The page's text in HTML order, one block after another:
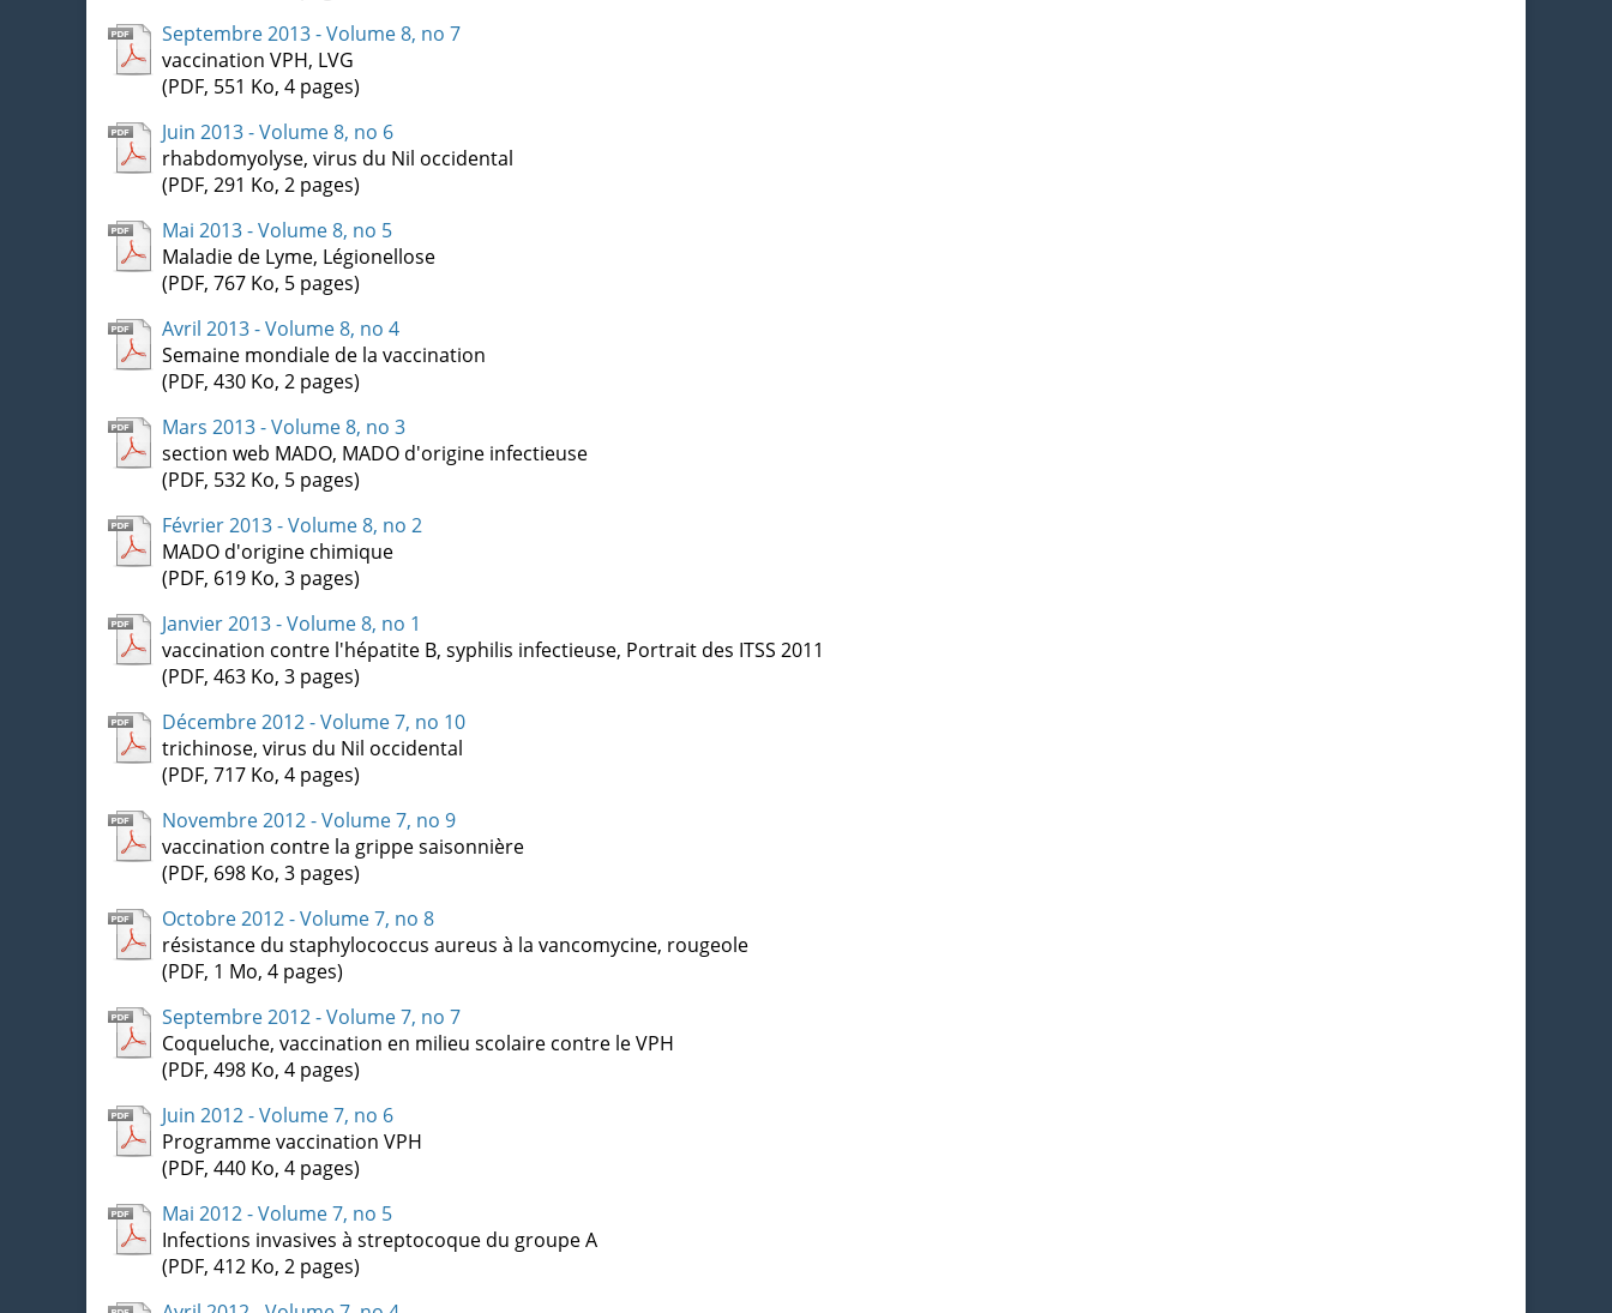
Septembre 2013 - Volume 8, no 7
vaccination VPH, LVG
(PDF, 551 Ko, 4 pages)
Juin 2013 - Volume 8, no 6
rhabdomyolyse, virus du Nil occidental
(PDF, 291 Ko, 2 pages)
Mai 2013 - Volume 8, no 5
Maladie de Lyme, Légionellose
(PDF, 767 Ko, 5 pages)
Avril 2013 - Volume 8, no 4
Semaine mondiale de la vaccination
(PDF, 430 Ko, 2 pages)
Mars 2013 - Volume 8, no 3
section web MADO, MADO d'origine infectieuse
(PDF, 532 Ko, 5 pages)
Février 2013 - Volume 8, no 2
MADO d'origine chimique
(PDF, 619 Ko, 3 pages)
Janvier 2013 - Volume 8, no 1
vaccination contre l'hépatite B, syphilis infectieuse, Portrait des ITSS 2011
(PDF, 463 Ko, 3 pages)
Décembre 2012 - Volume 7, no 10
trichinose, virus du Nil occidental
(PDF, 717 Ko, 4 pages)
Novembre 2012 - Volume 7, no 9
vaccination contre la grippe saisonnière
(PDF, 698 Ko, 3 pages)
Octobre 2012 - Volume 7, no 8
résistance du staphylococcus aureus à la vancomycine, rougeole
(PDF, 1 Mo, 4 pages)
Septembre 2012 - Volume 7, no 7
Coqueluche, vaccination en milieu scolaire contre le VPH
(PDF, 498 Ko, 4 pages)
Juin 2012 - Volume 7, no 6
Programme vaccination VPH
(PDF, 440 Ko, 4 pages)
Mai 2012 - Volume 7, no 5
Infections invasives à streptocoque du groupe A
(PDF, 412 Ko, 2 pages)